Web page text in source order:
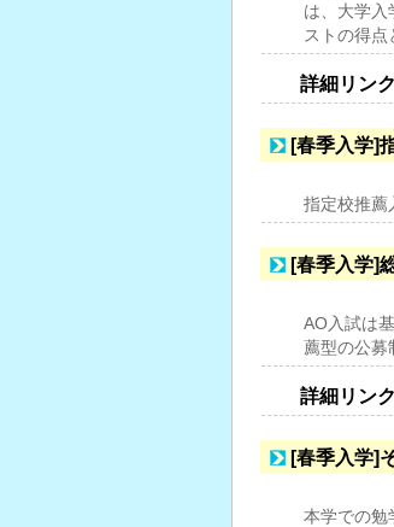
は、大学入
ストの得点
詳細リン
[春季入学]
指定校推薦
[春季入学]
AO入試は
薦型の公募
詳細リン
[春季入学]
本学での勉